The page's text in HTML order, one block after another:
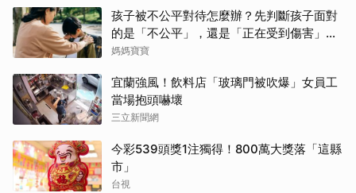
孩子被不公平對待怎麼辦？先判斷孩子面對
的是「不公平」，還是「正在受到傷害」？
處理方式完全不同
媽媽寶寶
宜蘭強風！飲料店「玻璃門被吹爆」女員工
當場抱頭嚇壞
三立新聞網
今彩539頭獎1注獨得！800萬大獎落「這縣
市」
台視